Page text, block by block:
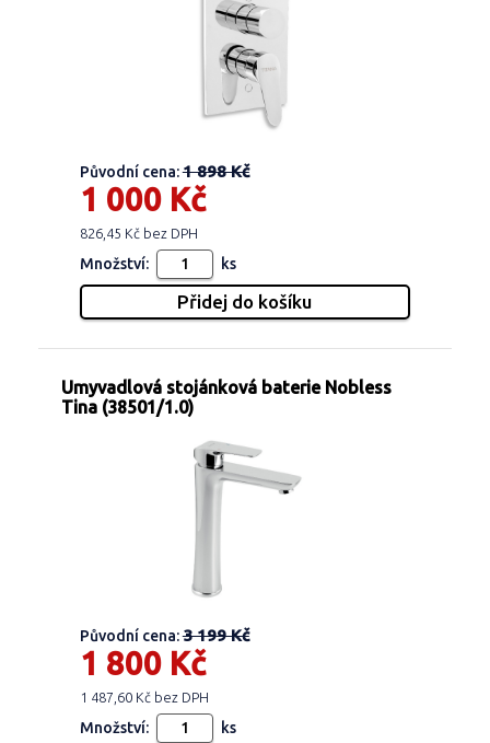
Původní cena:1 898 Kč
1 000 Kč
826,45 Kč bez DPH
Množství: ks
Umyvadlová stojánková baterie Nobless
Tina (38501/1.0)
Původní cena:3 199 Kč
1 800 Kč
1 487,60 Kč bez DPH
Množství: ks